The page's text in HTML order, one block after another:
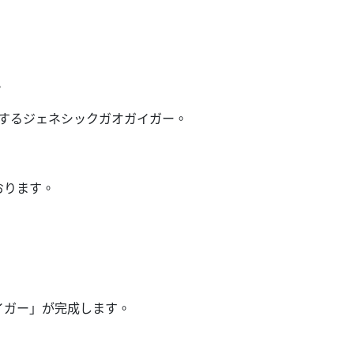
るジェネシックガオガイガー。
ます。
ー」が完成します。